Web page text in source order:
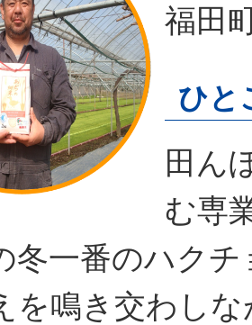
福田
ひと
田ん
む専
冬一番のハク
を鳴き交わし